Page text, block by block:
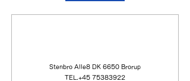
Stenbro Alle8 DK 6650 Brorup
TEL.+45 75383922